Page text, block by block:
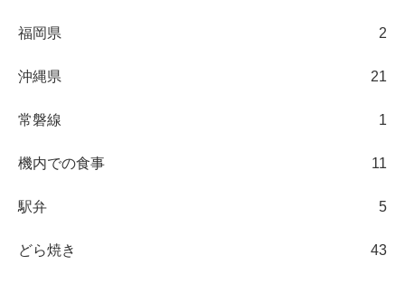
福岡県 2
沖縄県 21
常磐線 1
機内での食事 11
駅弁 5
どら焼き 43